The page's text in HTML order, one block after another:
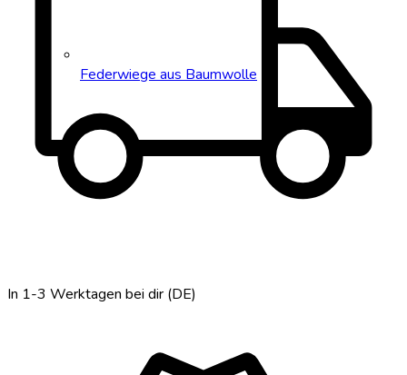
Federwiege aus Baumwolle
In 1-3 Werktagen bei dir (DE)